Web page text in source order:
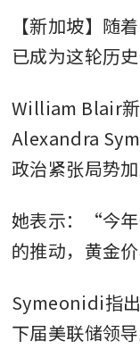
【新加坡】随
已成为这轮历
William Blair新
Alexandra
政治紧张局势
她表示：“今
的推动，黄金
Symeonidi指
下届美联储领